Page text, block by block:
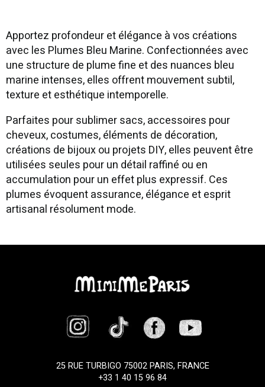
Apportez profondeur et élégance à vos créations
avec les Plumes Bleu Marine. Confectionnées avec
une structure de plume fine et des nuances bleu
marine intenses, elles offrent mouvement subtil,
texture et esthétique intemporelle.
Parfaites pour sublimer sacs, accessoires pour
cheveux, costumes, éléments de décoration,
créations de bijoux ou projets DIY, elles peuvent être
utilisées seules pour un détail raffiné ou en
accumulation pour un effet plus expressif. Ces
plumes évoquent assurance, élégance et esprit
artisanal résolument mode.
25 RUE TURBIGO 75002 PARIS, FRANCE
+33 1 40 15 96 84